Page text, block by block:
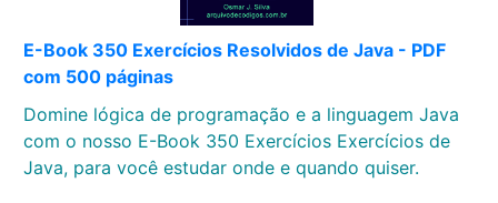
E-Book 350 Exercícios Resolvidos de Java - PDF
com 500 páginas
Domine lógica de programação e a linguagem Java
com o nosso E-Book 350 Exercícios Exercícios de
Java, para você estudar onde e quando quiser.